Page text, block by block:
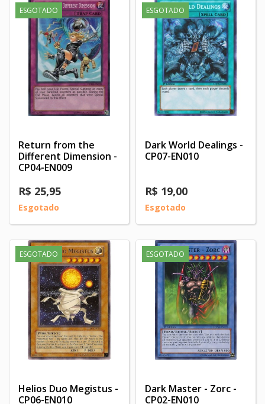
ESGOTADO
Return from the
Different Dimension -
CP04-EN009
R$ 25,95
Esgotado
ESGOTADO
Dark World Dealings -
CP07-EN010
R$ 19,00
Esgotado
ESGOTADO
Helios Duo Megistus -
CP06-EN010
ESGOTADO
Dark Master - Zorc -
CP02-EN010